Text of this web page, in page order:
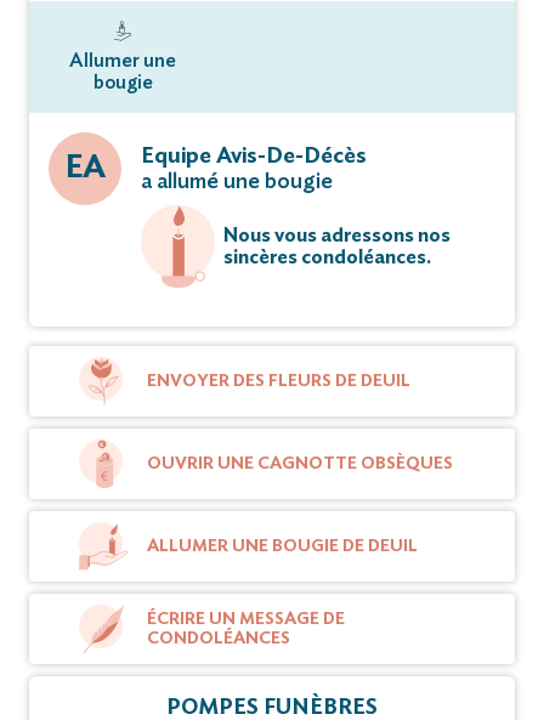
Allumer une
bougie
EA
Equipe Avis-De-Décès
a allumé une bougie
Nous vous adressons nos
sincères condoléances.
ENVOYER DES FLEURS DE DEUIL
OUVRIR UNE CAGNOTTE OBSÈQUES
ALLUMER UNE BOUGIE DE DEUIL
ÉCRIRE UN MESSAGE DE
CONDOLÉANCES
POMPES FUNÈBRES